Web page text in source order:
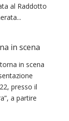
al Raddotto
in scena
in scena
presso il
a partire